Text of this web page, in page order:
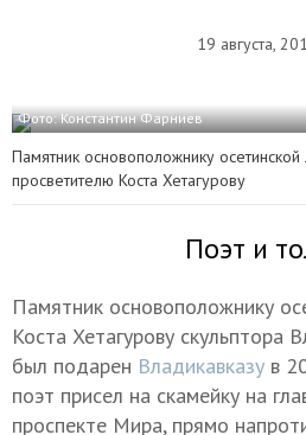
19 августа,
Фото: Константин Фарниев
Памятник основоположнику осетинской
просветителю Коста Хетагурову
Поэт и
Памятник основоположнику
Коста Хетагурову скульптора
был подарен Владикавказу в
поэт присел на скамейку на
проспекте Мира, прямо